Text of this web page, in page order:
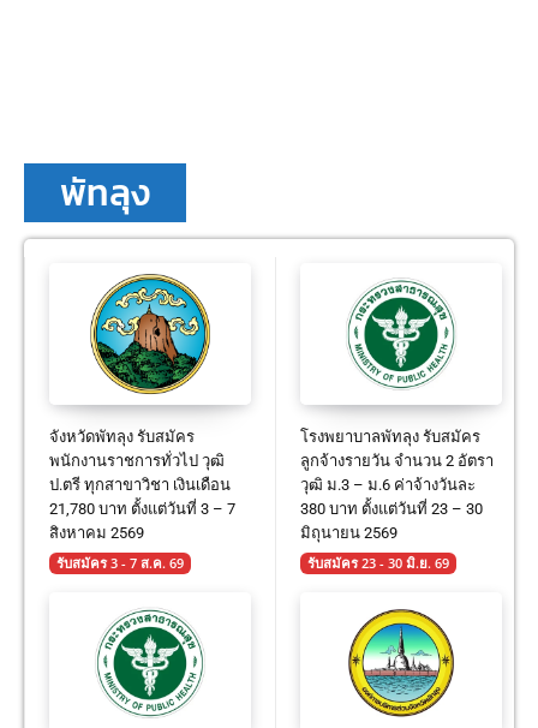
พัทลุง
จังหวัดพัทลุง รับสมัคร
พนักงานราชการทั่วไป วุฒิ
ป.ตรี ทุกสาขาวิชา เงินเดือน
21,780 บาท ตั้งแต่วันที่ 3 – 7
สิงหาคม 2569
รับสมัคร 3 - 7 ส.ค. 69
โรงพยาบาลพัทลุง รับสมัคร
ลูกจ้างรายวัน จำนวน 2 อัตรา
วุฒิ ม.3 – ม.6 ค่าจ้างวันละ
380 บาท ตั้งแต่วันที่ 23 – 30
มิถุนายน 2569
รับสมัคร 23 - 30 มิ.ย. 69